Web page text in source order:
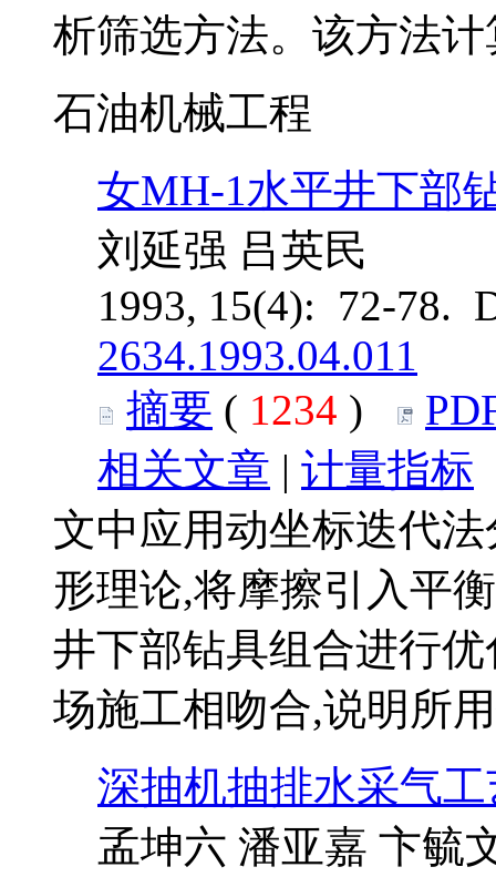
析筛选方法。该方法
石油机械工程
女MH-1水平井下部
刘延强 吕英民
1993, 15(4): 72-78.
2634.1993.04.011
摘要 ( 1234 )
相关文章 | 计量指标
文中应用动坐标迭代
形理论,将摩擦引入平
井下部钻具组合进行
场施工相吻合,说明所
深抽机抽排水采气
孟坤六 潘亚嘉 卞毓